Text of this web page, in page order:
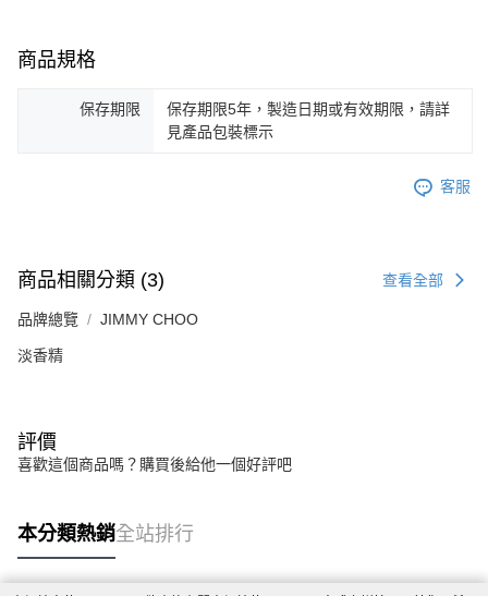
商品規格
保存期限
保存期限5年，製造日期或有效期限，請詳
見產品包裝標示
客服
商品相關分類 (3) 查看全部
品牌總覽 JIMMY CHOO
淡香精
評價
喜歡這個商品嗎？購買後給他一個好評吧
本分類熱銷全站排行